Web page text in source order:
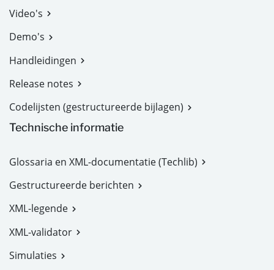
Video's
Demo's
Handleidingen
Release notes
Codelijsten (gestructureerde bijlagen)
Technische informatie
Glossaria en XML-documentatie (Techlib)
Gestructureerde berichten
XML-legende
XML-validator
Simulaties